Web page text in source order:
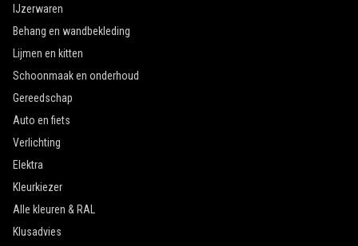
IJzerwaren
Behang en wandbekleding
Lijmen en kitten
Schoonmaak en onderhoud
Gereedschap
Auto en fiets
Verlichting
Elektra
Kleurkiezer
Alle kleuren & RAL
Klusadvies